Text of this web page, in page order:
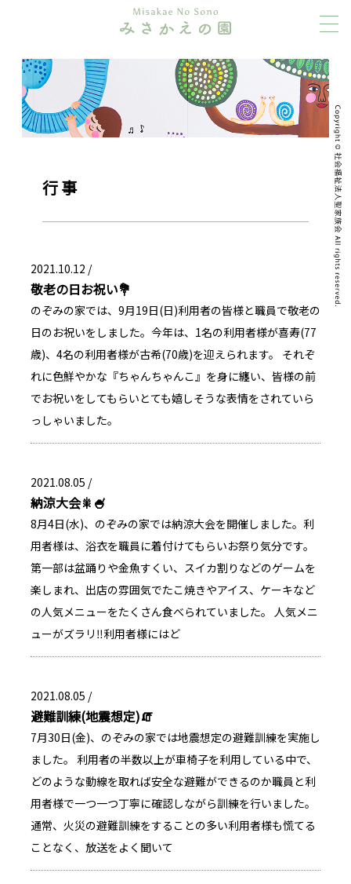
行事
2021.10.12 /
敬老の日お祝い💐
のぞみの家では、9月19日(日)利用者の皆様と職員で敬老の
日のお祝いをしました。今年は、1名の利用者様が喜寿(77
歳)、4名の利用者様が古希(70歳)を迎えられます。 それぞ
れに色鮮やかな『ちゃんちゃんこ』を身に纏い、皆様の前
でお祝いをしてもらいとても嬉しそうな表情をされていら
っしゃいました。
2021.08.05 /
納涼大会🎇🍧
8月4日(水)、のぞみの家では納涼大会を開催しました。利
用者様は、浴衣を職員に着付けてもらいお祭り気分です。
第一部は盆踊りや金魚すくい、スイカ割りなどのゲームを
楽しまれ、出店の雰囲気でたこ焼きやアイス、ケーキなど
の人気メニューをたくさん食べられていました。 人気メニ
ューがズラリ‼利用者様にはど
2021.08.05 /
避難訓練(地震想定)🧯
7月30日(金)、のぞみの家では地震想定の避難訓練を実施し
ました。 利用者の半数以上が車椅子を利用している中で、
どのような動線を取れば安全な避難ができるのか職員と利
用者様で一つ一つ丁寧に確認しながら訓練を行いました。
通常、火災の避難訓練をすることの多い利用者様も慌てる
ことなく、放送をよく聞いて